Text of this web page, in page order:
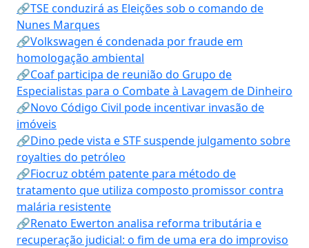
🔗TSE conduzirá as Eleições sob o comando de
Nunes Marques
🔗Volkswagen é condenada por fraude em
homologação ambiental
🔗Coaf participa de reunião do Grupo de
Especialistas para o Combate à Lavagem de Dinheiro
🔗Novo Código Civil pode incentivar invasão de
imóveis
🔗Dino pede vista e STF suspende julgamento sobre
royalties do petróleo
🔗Fiocruz obtém patente para método de
tratamento que utiliza composto promissor contra
malária resistente
🔗Renato Ewerton analisa reforma tributária e
recuperação judicial: o fim de uma era do improviso